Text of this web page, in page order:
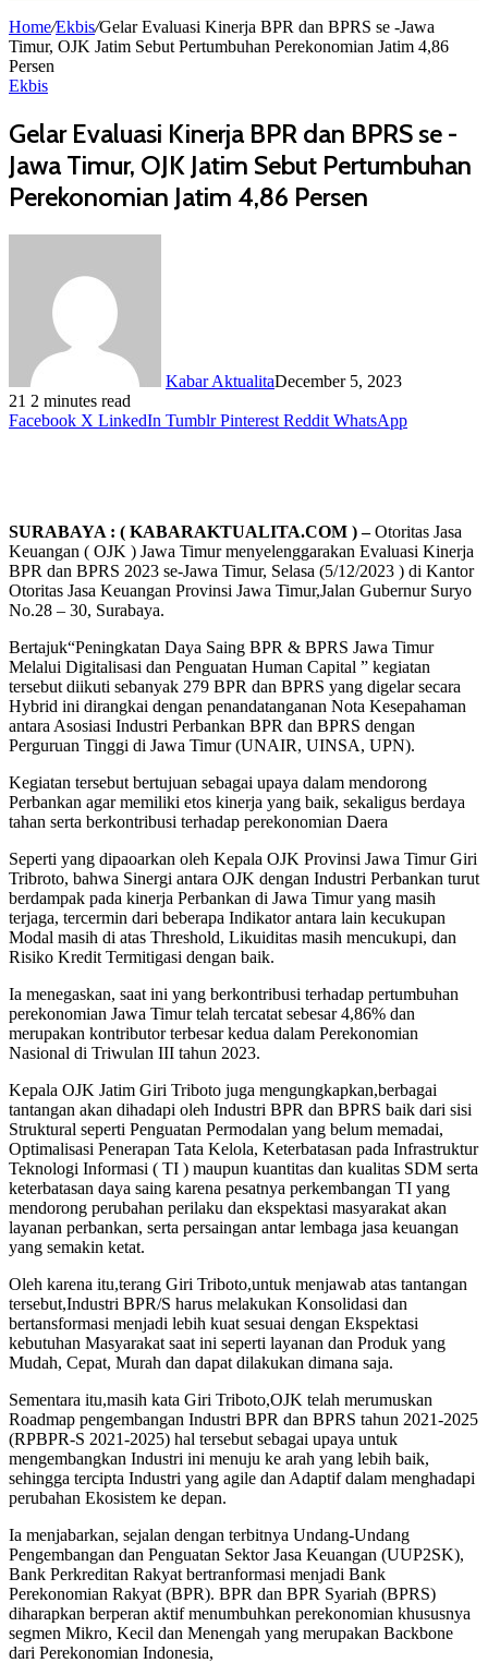
Home/Ekbis/Gelar Evaluasi Kinerja BPR dan BPRS se -Jawa
Timur, OJK Jatim Sebut Pertumbuhan Perekonomian Jatim 4,86
Persen
Ekbis
Gelar Evaluasi Kinerja BPR dan BPRS se -
Jawa Timur, OJK Jatim Sebut Pertumbuhan
Perekonomian Jatim 4,86 Persen
Kabar AktualitaDecember 5, 2023
21 2 minutes read
Facebook X LinkedIn Tumblr Pinterest Reddit WhatsApp
SURABAYA : ( KABARAKTUALITA.COM ) –Otoritas Jasa
Keuangan ( OJK ) Jawa Timur menyelenggarakan Evaluasi Kinerja
BPR dan BPRS 2023 se-Jawa Timur, Selasa (5/12/2023 ) di Kantor
Otoritas Jasa Keuangan Provinsi Jawa Timur,Jalan Gubernur Suryo
No.28 – 30, Surabaya.
Bertajuk“Peningkatan Daya Saing BPR & BPRS Jawa Timur
Melalui Digitalisasi dan Penguatan Human Capital ” kegiatan
tersebut diikuti sebanyak 279 BPR dan BPRS yang digelar secara
Hybrid ini dirangkai dengan penandatanganan Nota Kesepahaman
antara Asosiasi Industri Perbankan BPR dan BPRS dengan
Perguruan Tinggi di Jawa Timur (UNAIR, UINSA, UPN).
Kegiatan tersebut bertujuan sebagai upaya dalam mendorong
Perbankan agar memiliki etos kinerja yang baik, sekaligus berdaya
tahan serta berkontribusi terhadap perekonomian Daera
Seperti yang dipaoarkan oleh Kepala OJK Provinsi Jawa Timur Giri
Tribroto, bahwa Sinergi antara OJK dengan Industri Perbankan turut
berdampak pada kinerja Perbankan di Jawa Timur yang masih
terjaga, tercermin dari beberapa Indikator antara lain kecukupan
Modal masih di atas Threshold, Likuiditas masih mencukupi, dan
Risiko Kredit Termitigasi dengan baik.
Ia menegaskan, saat ini yang berkontribusi terhadap pertumbuhan
perekonomian Jawa Timur telah tercatat sebesar 4,86% dan
merupakan kontributor terbesar kedua dalam Perekonomian
Nasional di Triwulan III tahun 2023.
Kepala OJK Jatim Giri Triboto juga mengungkapkan,berbagai
tantangan akan dihadapi oleh Industri BPR dan BPRS baik dari sisi
Struktural seperti Penguatan Permodalan yang belum memadai,
Optimalisasi Penerapan Tata Kelola, Keterbatasan pada Infrastruktur
Teknologi Informasi ( TI ) maupun kuantitas dan kualitas SDM serta
keterbatasan daya saing karena pesatnya perkembangan TI yang
mendorong perubahan perilaku dan ekspektasi masyarakat akan
layanan perbankan, serta persaingan antar lembaga jasa keuangan
yang semakin ketat.
Oleh karena itu,terang Giri Triboto,untuk menjawab atas tantangan
tersebut,Industri BPR/S harus melakukan Konsolidasi dan
bertansformasi menjadi lebih kuat sesuai dengan Ekspektasi
kebutuhan Masyarakat saat ini seperti layanan dan Produk yang
Mudah, Cepat, Murah dan dapat dilakukan dimana saja.
Sementara itu,masih kata Giri Triboto,OJK telah merumuskan
Roadmap pengembangan Industri BPR dan BPRS tahun 2021-2025
(RPBPR-S 2021-2025) hal tersebut sebagai upaya untuk
mengembangkan Industri ini menuju ke arah yang lebih baik,
sehingga tercipta Industri yang agile dan Adaptif dalam menghadapi
perubahan Ekosistem ke depan.
Ia menjabarkan, sejalan dengan terbitnya Undang-Undang
Pengembangan dan Penguatan Sektor Jasa Keuangan (UUP2SK),
Bank Perkreditan Rakyat bertranformasi menjadi Bank
Perekonomian Rakyat (BPR). BPR dan BPR Syariah (BPRS)
diharapkan berperan aktif menumbuhkan perekonomian khususnya
segmen Mikro, Kecil dan Menengah yang merupakan Backbone
dari Perekonomian Indonesia,